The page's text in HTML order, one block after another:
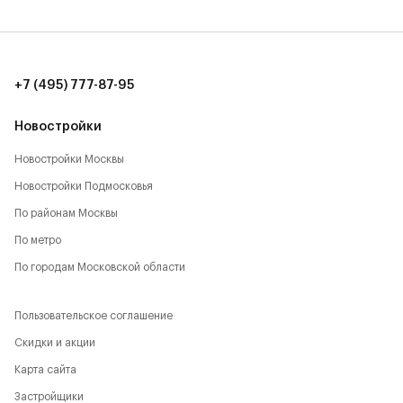
- Парк Будущего,
- Национальный парк,
- Лосиный остров,
- Главный Ботанический сад,
- ВДНХ,
- Парк Останкино,
Новостройки
Новостройки Москвы
Новостройки Подмосковья
По районам Москвы
По метро
По городам Московской области
+7 (495) 777-87-95
Пользовательское соглашение
Скидки и акции
Карта сайта
Застройщики